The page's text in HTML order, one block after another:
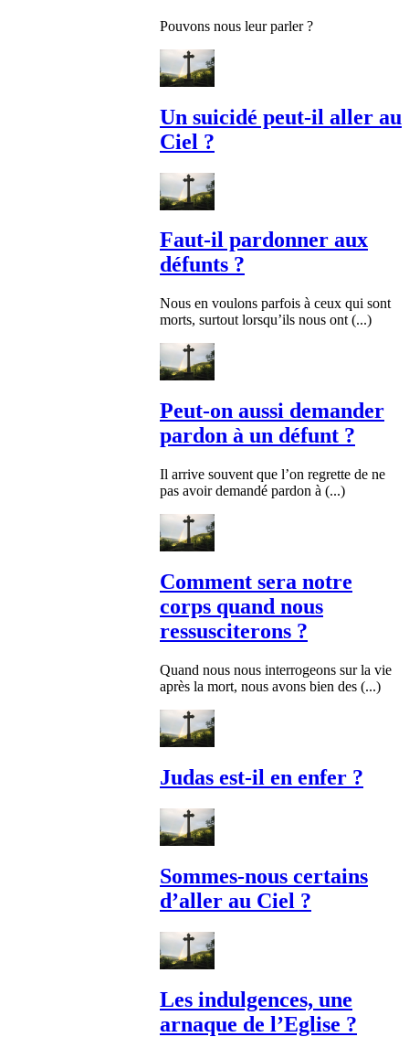
Pouvons nous leur parler ?
Un suicidé peut-il aller au
Ciel ?
Faut-il pardonner aux
défunts ?
Nous en voulons parfois à ceux qui sont
morts, surtout lorsqu’ils nous ont (...)
Peut-on aussi demander
pardon à un défunt ?
Il arrive souvent que l’on regrette de ne
pas avoir demandé pardon à (...)
Comment sera notre
corps quand nous
ressusciterons ?
Quand nous nous interrogeons sur la vie
après la mort, nous avons bien des (...)
Judas est-il en enfer ?
Sommes-nous certains
d’aller au Ciel ?
Les indulgences, une
arnaque de l’Eglise ?